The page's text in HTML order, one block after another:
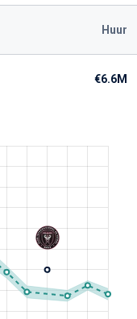
Huur
€6.6M